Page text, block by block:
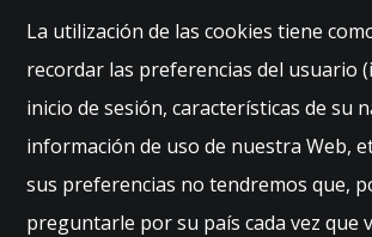
La utilización de las cookies tiene
recordar las preferencias del usuario
inicio de sesión, características de su
información de uso de nuestra Web,
sus preferencias no tendremos que,
preguntarle por su país cada vez que